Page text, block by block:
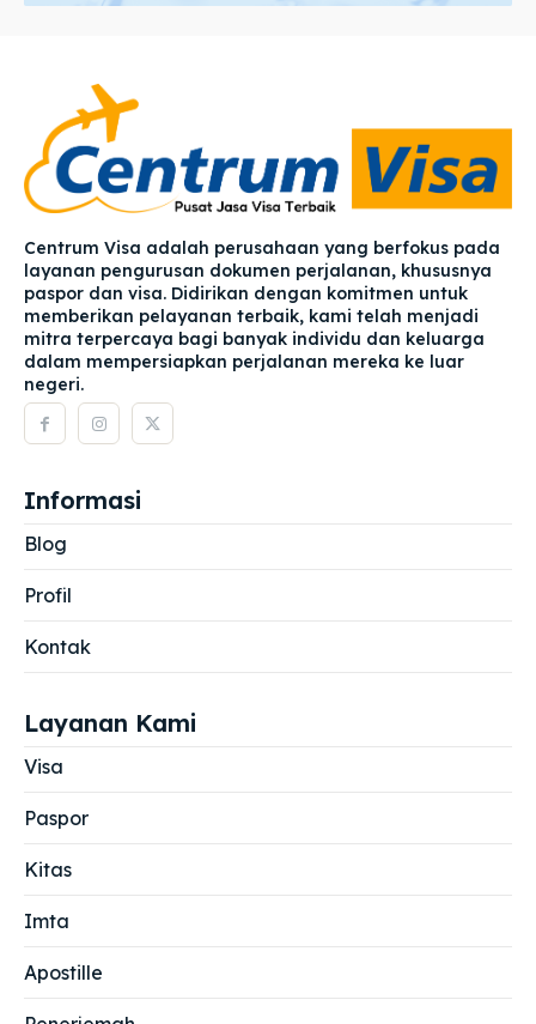
Centrum Visa adalah perusahaan yang berfokus pada
layanan pengurusan dokumen perjalanan, khususnya
paspor dan visa. Didirikan dengan komitmen untuk
memberikan pelayanan terbaik, kami telah menjadi
mitra terpercaya bagi banyak individu dan keluarga
dalam mempersiapkan perjalanan mereka ke luar
negeri.
Informasi
Blog
Profil
Kontak
Layanan Kami
Visa
Paspor
Kitas
Imta
Apostille